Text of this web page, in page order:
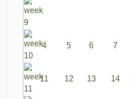
4 5 6 7
11 12 13 14